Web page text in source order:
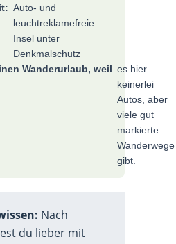
Auto- und
leuchtreklamefreie
Insel unter
Denkmalschutz
Wanderurlaub, weil es hier
keinerlei
Autos, aber
viele gut
markierte
Wanderwege
gibt.
Nach
du lieber mit